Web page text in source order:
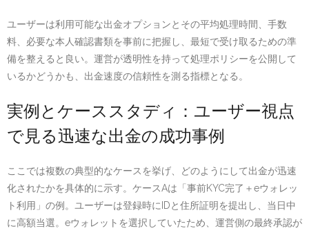
ユーザーは利用可能な出金オプションとその平均処理時間、手数
料、必要な本人確認書類を事前に把握し、最短で受け取るための準
備を整えると良い。運営が透明性を持って処理ポリシーを公開して
いるかどうかも、出金速度の信頼性を測る指標となる。
実例とケーススタディ：ユーザー視点
で見る迅速な出金の成功事例
ここでは複数の典型的なケースを挙げ、どのようにして出金が迅速
化されたかを具体的に示す。ケースAは「事前KYC完了＋eウォレッ
ト利用」の例。ユーザーは登録時にIDと住所証明を提出し、当日中
に高額当選。eウォレットを選択していたため、運営側の最終承認が